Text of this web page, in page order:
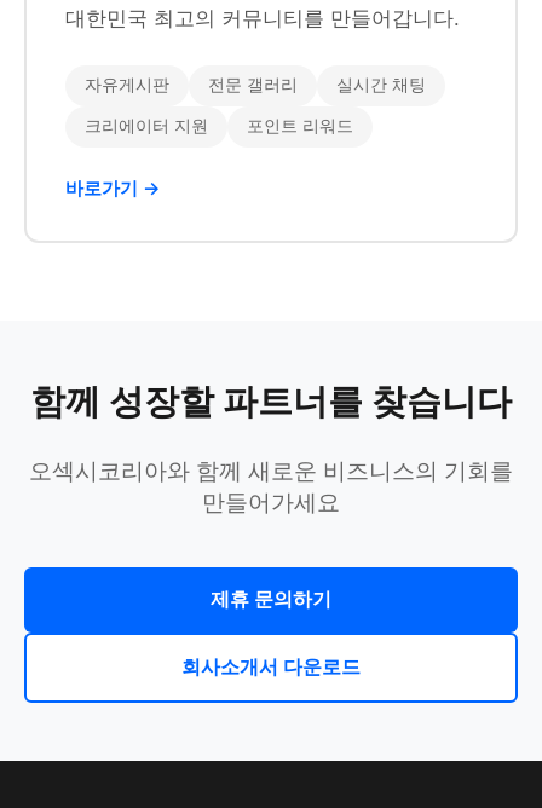
대한민국 최고의 커뮤니티를 만들어갑니다.
자유게시판 전문 갤러리 실시간 채팅
크리에이터 지원 포인트 리워드
바로가기 →
함께 성장할 파트너를 찾습니다
오섹시코리아와 함께 새로운 비즈니스의 기회를
만들어가세요
제휴 문의하기
회사소개서 다운로드